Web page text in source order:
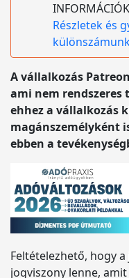
Részletek és
A vállalkozás
ami nem rendszeres
ehhez a vállalkozás
magánszemélyként
ebben a
Feltételezhető, hogy
jogviszony lenne,